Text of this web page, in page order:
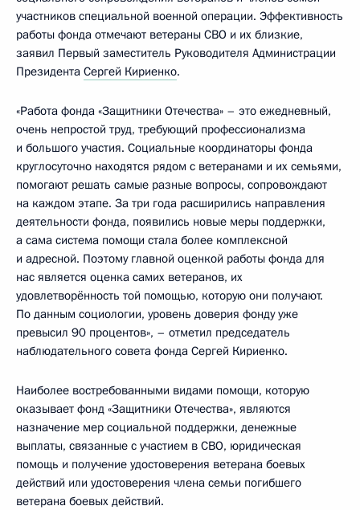
участников специальной военной операции. Эффективность
работы фонда отмечают ветераны СВО и их близкие,
заявил Первый заместитель Руководителя Администрации
Президента Сергей Кириенко.
«Работа фонда «Защитники Отечества» – это ежедневный,
очень непростой труд, требующий профессионализма
и большого участия. Социальные координаторы фонда
круглосуточно находятся рядом с ветеранами и их семьями,
помогают решать самые разные вопросы, сопровождают
на каждом этапе. За три года расширились направления
деятельности фонда, появились новые меры поддержки,
а сама система помощи стала более комплексной
и адресной. Поэтому главной оценкой работы фонда для
нас является оценка самих ветеранов, их
удовлетворённость той помощью, которую они получают.
По данным социологии, уровень доверия фонду уже
превысил 90 процентов», – отметил председатель
наблюдательного совета фонда Сергей Кириенко.
Наиболее востребованными видами помощи, которую
оказывает фонд «Защитники Отечества», являются
назначение мер социальной поддержки, денежные
выплаты, связанные с участием в СВО, юридическая
помощь и получение удостоверения ветерана боевых
действий или удостоверения члена семьи погибшего
ветерана боевых действий.